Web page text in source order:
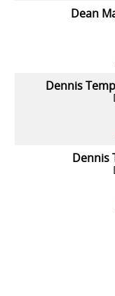
Dean
Dennis
Dennis